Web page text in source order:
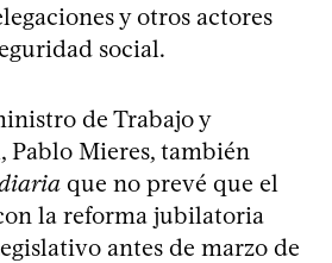
y otros actores
social.
de Trabajo y
Pablo Mieres, también
que no prevé que el
la reforma jubilatoria
antes de marzo de